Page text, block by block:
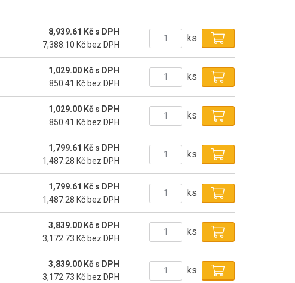
8,939.61 Kč s DPH
7,388.10 Kč bez DPH
ks
1,029.00 Kč s DPH
850.41 Kč bez DPH
ks
1,029.00 Kč s DPH
850.41 Kč bez DPH
ks
1,799.61 Kč s DPH
1,487.28 Kč bez DPH
ks
1,799.61 Kč s DPH
1,487.28 Kč bez DPH
ks
3,839.00 Kč s DPH
3,172.73 Kč bez DPH
ks
3,839.00 Kč s DPH
3,172.73 Kč bez DPH
ks